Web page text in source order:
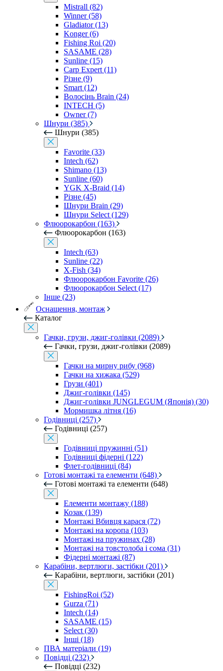
Mistrall (82)
Winner (58)
Gladiator (13)
Konger (6)
Fishing Roi (20)
SASAME (28)
Sunline (15)
Carp Expert (11)
Різне (9)
Smart (12)
Волосінь Brain (24)
INTECH (5)
Owner (7)
Шнури (385)
Шнури (385)
Favorite (33)
Intech (62)
Shimano (13)
Sunline (60)
YGK X-Braid (14)
Різне (45)
Шнури Brain (29)
Шнури Select (129)
Флюорокарбон (163)
Флюорокарбон (163)
Intech (63)
Sunline (22)
X-Fish (34)
Флюорокарбон Favorite (26)
Флюорокарбон Select (17)
Інше (23)
Оснащення, монтаж
Каталог
Гачки, грузи, джиг-голівки (2089)
Гачки, грузи, джиг-голівки (2089)
Гачки на мирну рибу (968)
Гачки на хижака (529)
Грузи (401)
Джиг-голівки (145)
Джиг-голівки JUNGLEGUM (Японія) (30)
Мормишка літня (16)
Годівниці (257)
Годівниці (257)
Годівниці пружинні (51)
Годівниці фідерні (122)
Флет-годівниці (84)
Готові монтажі та елементи (648)
Готові монтажі та елементи (648)
Елементи монтажу (188)
Козак (139)
Монтажі Вбивця карася (72)
Монтажі на коропа (103)
Монтажі на пружинах (28)
Монтажі на товстолоба і сома (31)
Фідерні монтажі (87)
Карабіни, вертлюги, застібки (201)
Карабіни, вертлюги, застібки (201)
FishingRoi (52)
Gurza (71)
Intech (14)
SASAME (15)
Select (30)
Інші (18)
ПВА матеріали (19)
Повідці (232)
Повідці (232)